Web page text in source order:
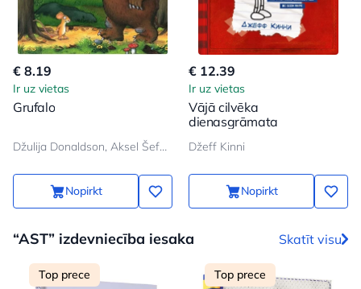
€ 8.19
Ir uz vietas
Grufalo
Džulija Donaldson, Aksel Šeffler
Nopirkt
€ 12.39
Ir uz vietas
Vājā cilvēka
dienasgrāmata
Džeff Kinni
Nopirkt
“AST” izdevniecība iesaka Skatīt visu
Top prece Top prece